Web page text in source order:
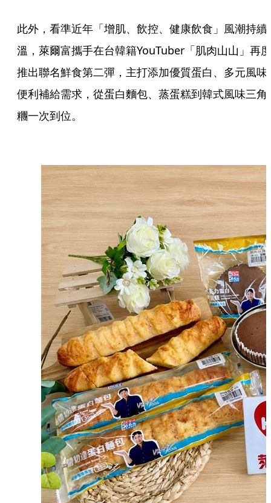
此外，看準近年「增肌、飲控、健康飲食」風潮持續
溫，萊爾富攜手在台韓籍YouTuber「肌肉山山」再度
推出聯名鮮食第二彈，主打添加優質蛋白、多元風味
便利補給需求，從蛋白麵包、蒸蛋糕到韓式風味三角
糰一次到位。